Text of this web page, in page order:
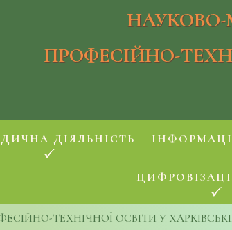
ПРОФЕСІЙНО-
ДІЯЛЬНІСТЬ
ТЕХНІЧНОЇ ОСВІТИ У